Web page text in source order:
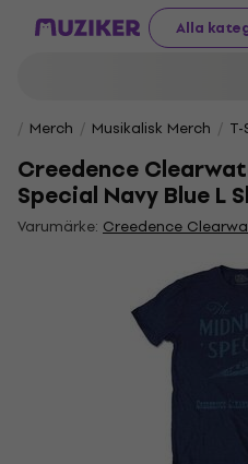
Alla
Merch Musikalisk Merch
Creedence
Special Navy Blue L
Varumärke: Creedence